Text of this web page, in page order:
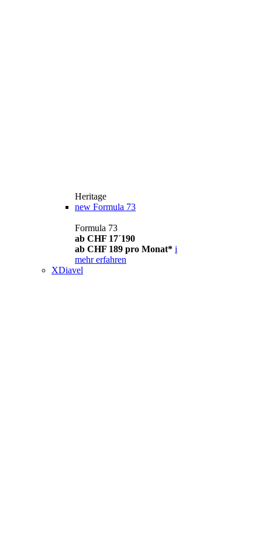
Heritage
new Formula 73
Formula 73
ab CHF 17´190
ab CHF 189 pro Monat* i
mehr erfahren
XDiavel